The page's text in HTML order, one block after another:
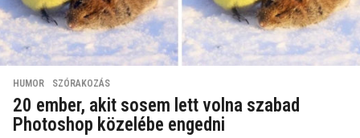
HUMOR ,SZÓRAKOZÁS
20 ember, akit sosem lett volna szabad
Photoshop közelébe engedni